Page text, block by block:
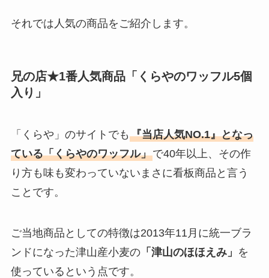
それでは人気の商品をご紹介します。
兄の店★1番人気商品「くらやのワッフル5個
入り」
「くらや」のサイトでも 『当店人気NO.1』となっ
ている「くらやのワッフル」で40年以上、その作
り方も味も変わっていないまさに看板商品と言う
ことです。
ご当地商品としての特徴は2013年11月に統一ブラ
ンドになった津山産小麦の「津山のほほえみ」 を
使っているという点です。